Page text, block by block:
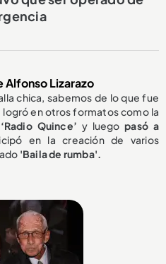
Alfonso Lizarazo
chica, sabemos de lo que fue
logró en otros formatos como la
Quince’ y luegopasó a
en la creación de varios
'Baila de rumba'.